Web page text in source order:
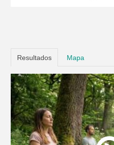
Resultados Mapa